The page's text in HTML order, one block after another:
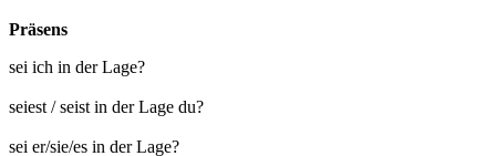
Präsens
sei ich in der Lage?
seiest / seist in der Lage du?
sei er/sie/es in der Lage?